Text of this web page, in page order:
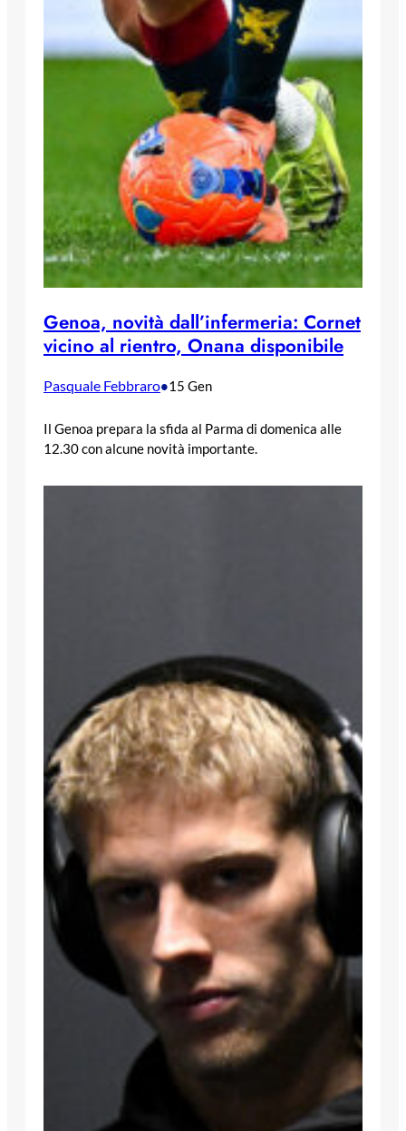
Genoa, novità dall’infermeria: Cornet
vicino al rientro, Onana disponibile
Pasquale Febbraro•15 Gen
Il Genoa prepara la sfida al Parma di domenica alle
12.30 con alcune novità importante.